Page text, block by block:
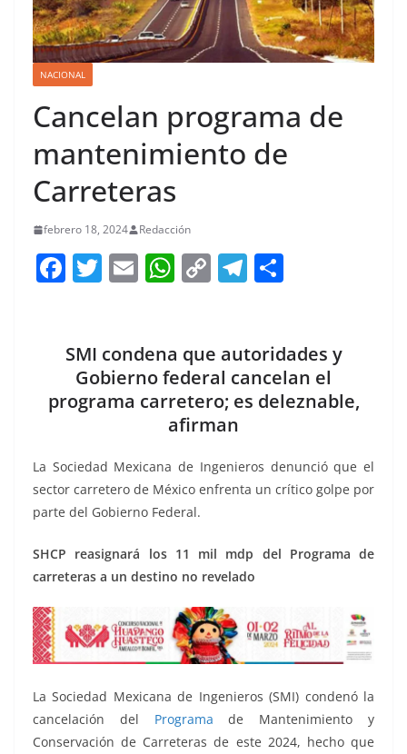
NACIONAL
Cancelan programa de
mantenimiento de
Carreteras
febrero 18, 2024 Redacción
F
e
b
o
k
T
er
E
l
W
s
A
p
p
C
y
Li
n
k
T
gr
a
m
e
SMI condena que autoridades y
Gobierno federal cancelan el
programa carretero; es deleznable,
afirman
La Sociedad Mexicana de Ingenieros denunció que el
sector carretero de México enfrenta un crítico golpe por
parte del Gobierno Federal.
SHCP reasignará los 11 mil mdp del Programa de
carreteras a un destino no revelado
La Sociedad Mexicana de Ingenieros (SMI) condenó la
cancelación del Programa de Mantenimiento y
Conservación de Carreteras de este 2024, hecho que